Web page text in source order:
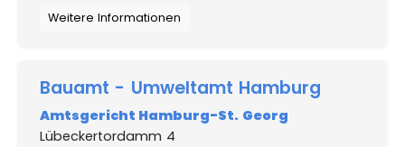
Weitere Informationen
Bauamt - Umweltamt Hamburg
Amtsgericht Hamburg-St. Georg
Lübeckertordamm 4